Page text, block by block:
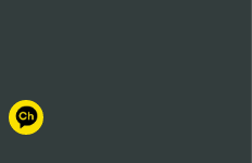
影像医学科